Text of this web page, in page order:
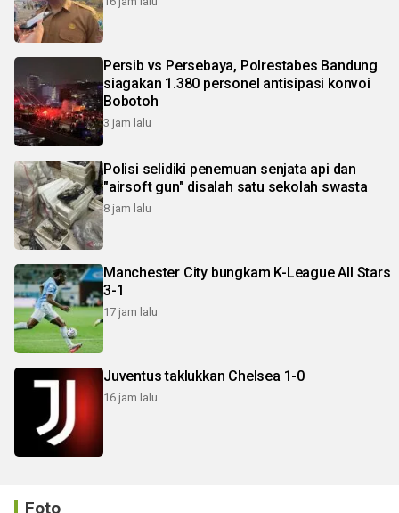
Persib vs Persebaya, Polrestabes Bandung
siagakan 1.380 personel antisipasi konvoi
Bobotoh
3 jam lalu
Polisi selidiki penemuan senjata api dan
"airsoft gun" disalah satu sekolah swasta
8 jam lalu
Manchester City bungkam K-League All Stars
3-1
17 jam lalu
Juventus taklukkan Chelsea 1-0
16 jam lalu
Foto